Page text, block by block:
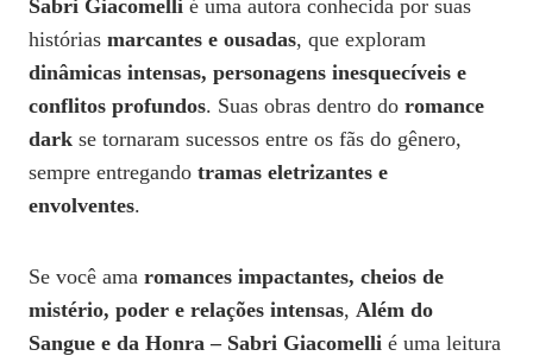
Sabri Giacomelli é uma autora conhecida por suas
histórias marcantes e ousadas, que exploram
dinâmicas intensas, personagens inesquecíveis e
conflitos profundos. Suas obras dentro do romance
dark se tornaram sucessos entre os fãs do gênero,
sempre entregando tramas eletrizantes e
envolventes.
Se você ama romances impactantes, cheios de
mistério, poder e relações intensas, Além do
Sangue e da Honra – Sabri Giacomelli é uma leitura